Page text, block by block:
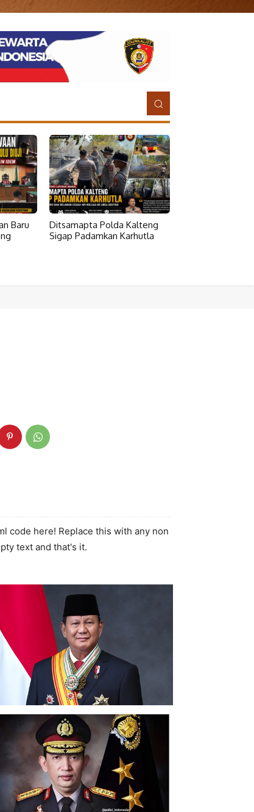
Baru
Ditsamapta Polda Kalteng
Sigap Padamkan Karhutla
code here! Replace this with any non
text and that's it.